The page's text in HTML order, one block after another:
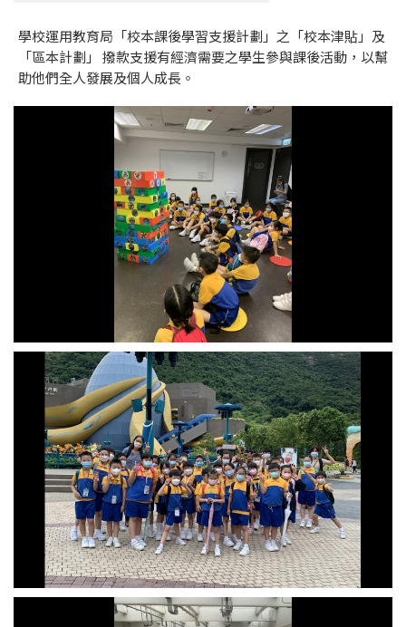
學校運用教育局「校本課後學習支援計劃」之「校本津貼」及
「區本計劃」 撥款支援有經濟需要之學生參與課後活動，以幫
助他們全人發展及個人成長。